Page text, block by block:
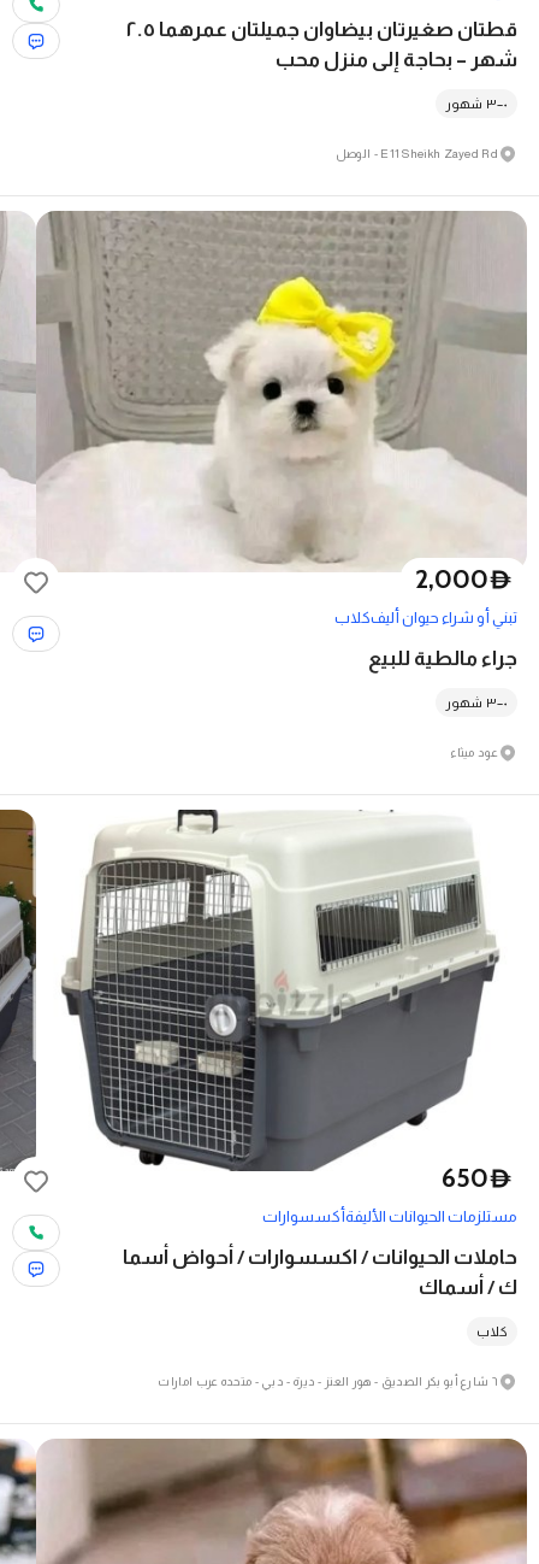
قطتان صغيرتان بيضاوان جميلتان عمرهما ٢.٥
شهر – بحاجة إلى منزل محب
٠–٣ شهور
E11 Sheikh Zayed Rd - الوصل
D
2,000
تبني أو شراء حيوان أليفكلاب
جراء مالطية للبيع
٠–٣ شهور
عود ميثاء
D
650
مستلزمات الحيوانات الأليفةأكسسوارات
حاملات الحيوانات / اكسسوارات / أحواض أسما
ك / أسماك
كلاب
٦ شارع أبو بكر الصديق - هور العنز - ديرة - دبي - متحدہ عرب امارات